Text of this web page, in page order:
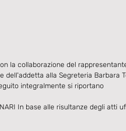
la collaborazione del
dell'addetta alla Segreteria Barbara
integralmente si riportano
In base alle risultanze degli atti